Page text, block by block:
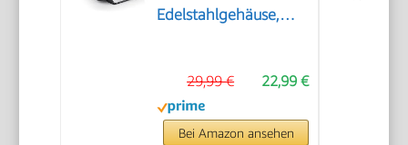
Edelstahlgehäuse,
Thermostat für
perfekte Bräunung,
Kontrollleuchten,
22,99 €
29,99 €
Bei Amazon ansehen